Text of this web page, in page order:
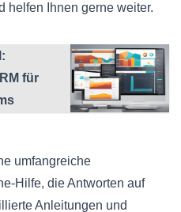
helfen Ihnen gerne weiter.
für
umfangreiche
Hilfe, die Antworten auf
Anleitungen und